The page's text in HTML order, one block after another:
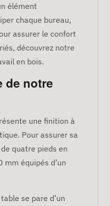
élément
chaque bureau,
assurer le confort
découvrez notre
en bois.
de notre
une finition à
Pour assurer sa
quatre pieds en
mm équipés d’un
se pare d’un